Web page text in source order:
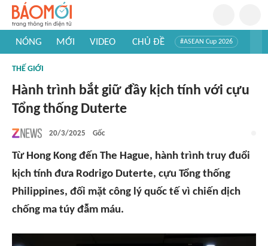
NÓNG MỚI VIDEO CHỦ ĐỀ #ASEAN Cup 2026
#Khám phá thế giới
THẾ GIỚI
Hành trình bắt giữ đầy kịch tính với cựu
Tổng thống Duterte
20/3/2025 Gốc
Từ Hong Kong đến The Hague, hành trình truy đuổi
kịch tính đưa Rodrigo Duterte, cựu Tổng thống
Philippines, đối mặt công lý quốc tế vì chiến dịch
chống ma túy đẫm máu.